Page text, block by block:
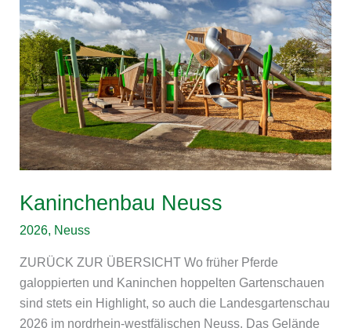
Kaninchenbau Neuss
2026, Neuss
ZURÜCK ZUR ÜBERSICHT Wo früher Pferde
galoppierten und Kaninchen hoppelten Gartenschauen
sind stets ein Highlight, so auch die Landesgartenschau
2026 im nordrhein-westfälischen Neuss. Das Gelände